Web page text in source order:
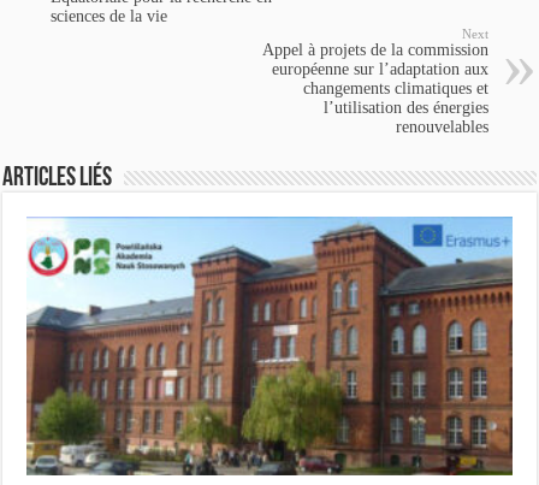
sciences de la vie
Next
Appel à projets de la commission
européenne sur l’adaptation aux
changements climatiques et
l’utilisation des énergies
renouvelables
Articles Liés